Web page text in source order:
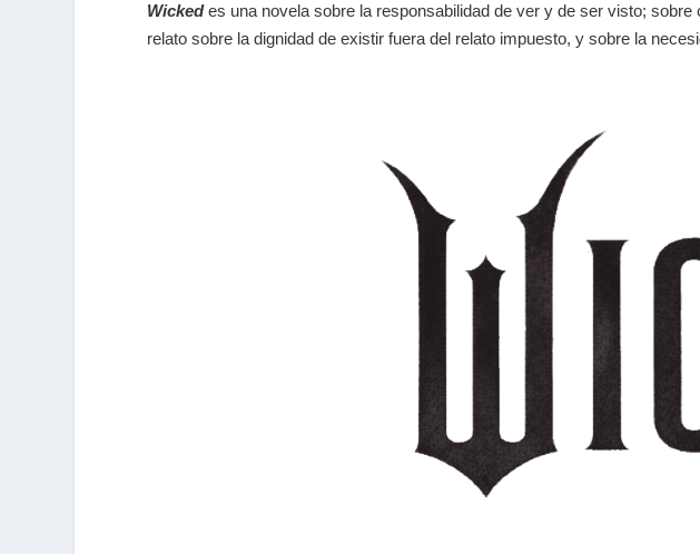
Wicked es una novela sobre la responsabilidad de ver y de ser visto;
relato sobre la dignidad de existir fuera del relato impuesto, y sobre la